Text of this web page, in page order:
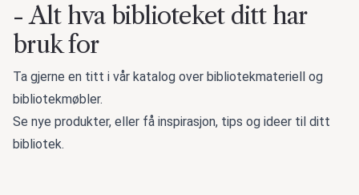
- Alt hva biblioteket ditt har
bruk for
Ta gjerne en titt i vår katalog over bibliotekmateriell og
bibliotekmøbler.
Se nye produkter, eller få inspirasjon, tips og ideer til ditt
bibliotek.